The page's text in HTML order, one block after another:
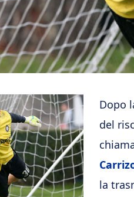
Dopo
del
la